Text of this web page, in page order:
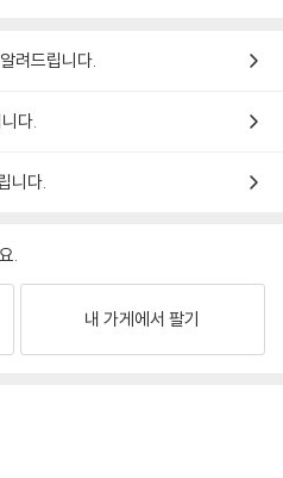
려드립니다.
다.
니다.
.
내 가게에서 팔기